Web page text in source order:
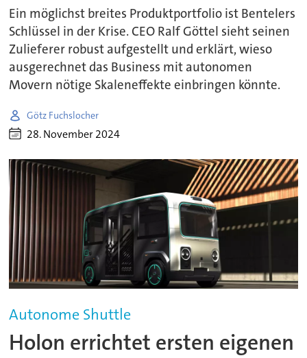
Ein möglichst breites Produktportfolio ist Bentelers
Schlüssel in der Krise. CEO Ralf Göttel sieht seinen
Zulieferer robust aufgestellt und erklärt, wieso
ausgerechnet das Business mit autonomen
Movern nötige Skaleneffekte einbringen könnte.
Götz Fuchslocher
28. November 2024
Autonome Shuttle
Holon errichtet ersten eigenen